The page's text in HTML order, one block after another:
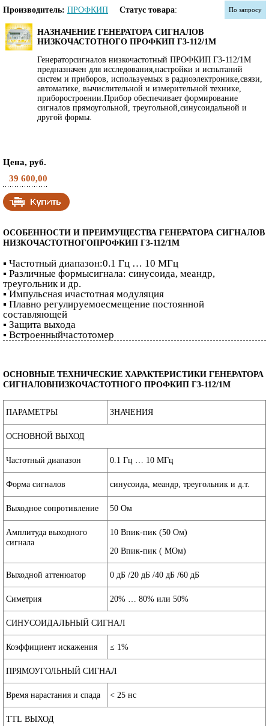
Производитель: ПРОФКИП Статус товара: По запросу
НАЗНАЧЕНИЕ ГЕНЕРАТОРА СИГНАЛОВ
НИЗКОЧАСТОТНОГО ПРОФКИП Г3-112/1М
Генераторсигналов низкочастотный ПРОФКИП Г3-112/1М
предназначен для исследования,настройки и испытаний
систем и приборов, используемых в радиоэлектронике,связи,
автоматике, вычислительной и измерительной технике,
приборостроении.Прибор обеспечивает формирование
сигналов прямоугольной, треугольной,синусоидальной и
другой формы.
Цена, руб.
39 600,00
ОСОБЕННОСТИ И ПРЕИМУЩЕСТВА ГЕНЕРАТОРА СИГНАЛОВ
НИЗКОЧАСТОТНОГОПРОФКИП Г3-112/1М
▪ Частотный диапазон:0.1 Гц … 10 МГц
▪ Различные формысигнала: синусоида, меандр,
треугольник и др.
▪ Импульсная ичастотная модуляция
▪ Плавно регулируемоесмещение постоянной
составляющей
▪ Защита выхода
▪ Встроенныйчастотомер
ОСНОВНЫЕ ТЕХНИЧЕСКИЕ ХАРАКТЕРИСТИКИ ГЕНЕРАТОРА
СИГНАЛОВНИЗКОЧАСТОТНОГО ПРОФКИП Г3-112/1М
ПАРАМЕТРЫ ЗНАЧЕНИЯ
ОСНОВНОЙ ВЫХОД
Частотный диапазон 0.1 Гц … 10 МГц
Форма сигналов синусоида, меандр, треугольник и д.т.
Выходное сопротивление 50 Ом
Амплитуда выходного
сигнала
10 Впик-пик (50 Ом)
20 Впик-пик ( МОм)
Выходной аттенюатор 0 дБ /20 дБ /40 дБ /60 дБ
Симетрия 20% … 80% или 50%
СИНУСОИДАЛЬНЫЙ СИГНАЛ
Коэффициент искажения ≤ 1%
ПРЯМОУГОЛЬНЫЙ СИГНАЛ
Время нарастания и спада < 25 нс
TTL ВЫХОД